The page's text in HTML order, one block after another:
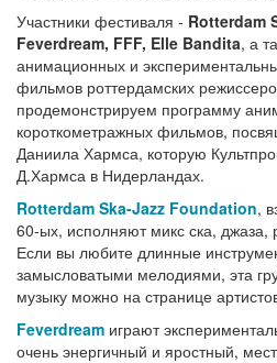
Участники фестиваля - Rotterdam
Feverdream, FFF, Elle Bandita, а
анимационных и
фильмов роттердамских
продемонстрируем программу
короткометражных фильмов,
Даниила Хармса, которую
Д.Хармса в Нидерландах.
Rotterdam Ska-Jazz Foundation,
60-ых, исполняют микс ска, джаза,
Если вы любите длинные
замысловатыми мелодиями, эта
музыку можно на странице
Feverdream играют
очень энергичный и яростный,